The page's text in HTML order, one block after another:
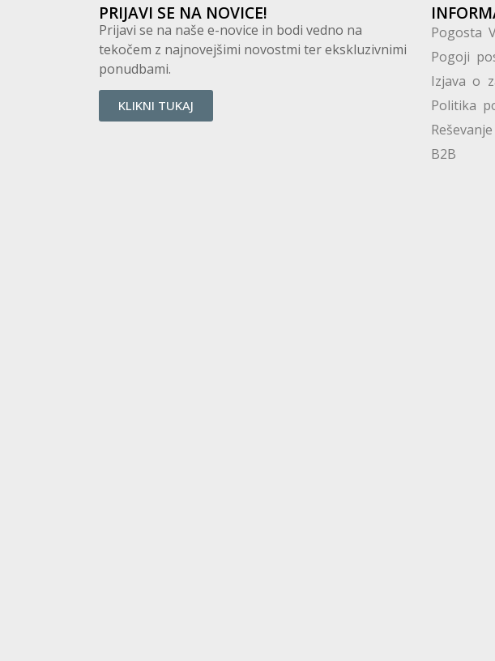
PRIJAVI SE NA NOVICE!
Prijavi se na naše e-novice in bodi vedno na
tekočem z najnovejšimi novostmi ter ekskluzivnimi
ponudbami.
KLIKNI TUKAJ
Pogosta
Pogoji
Izjava o
Politika
B2B